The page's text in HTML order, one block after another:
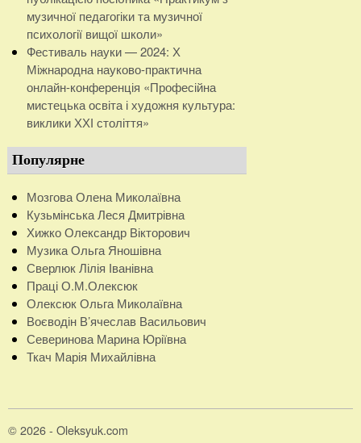
музичної педагогіки та музичної
психології вищої школи»
Фестиваль науки — 2024: Х
Міжнародна науково-практична
онлайн-конференція «Професійна
мистецька освіта і художня культура:
виклики ХХІ століття»
Популярне
Мозгова Олена Миколаївна
Кузьмінська Леся Дмитрівна
Хижко Олександр Вікторович
Музика Ольга Яношівна
Сверлюк Лілія Іванівна
Праці О.М.Олексюк
Олексюк Ольга Миколаївна
Воєводін В’ячеслав Васильович
Северинова Марина Юріївна
Ткач Марія Михайлівна
© 2026 - Oleksyuk.com